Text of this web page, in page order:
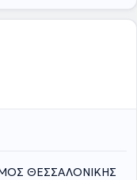
ΘΕΣΣΑΛΟΝΙΚΗΣ